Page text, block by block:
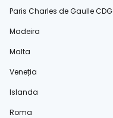
Paris Charles de Gaulle CDG
Madeira
Malta
Veneția
Islanda
Roma